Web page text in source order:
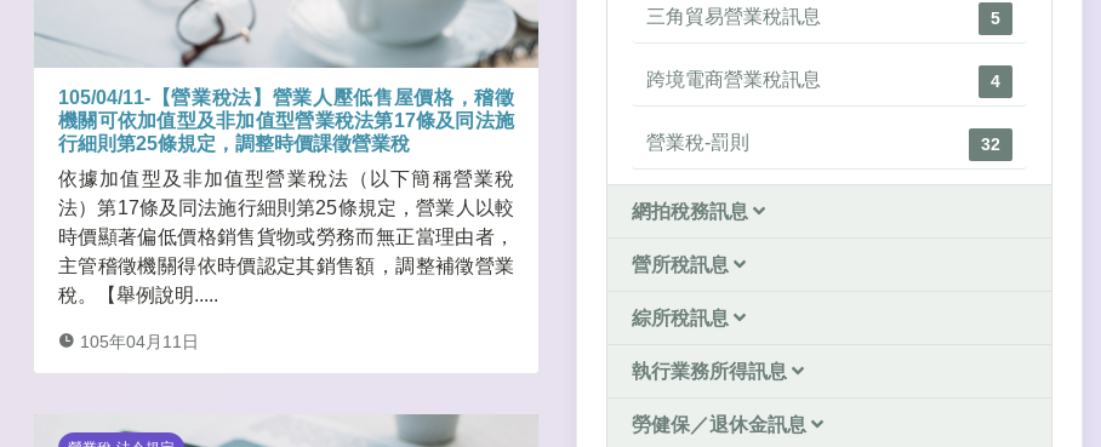
105/04/11-【營業稅法】營業人壓低售屋價格，稽徵
機關可依加值型及非加值型營業稅法第17條及同法施
行細則第25條規定，調整時價課徵營業稅
依據加值型及非加值型營業稅法（以下簡稱營業稅
法）第17條及同法施行細則第25條規定，營業人以較
時價顯著偏低價格銷售貨物或勞務而無正當理由者，
主管稽徵機關得依時價認定其銷售額，調整補徵營業
稅。【舉例說明.....
105年04月11日
三角貿易營業稅訊息 5
跨境電商營業稅訊息 4
營業稅-罰則 32
網拍稅務訊息
營所稅訊息
綜所稅訊息
執行業務所得訊息
勞健保／退休金訊息